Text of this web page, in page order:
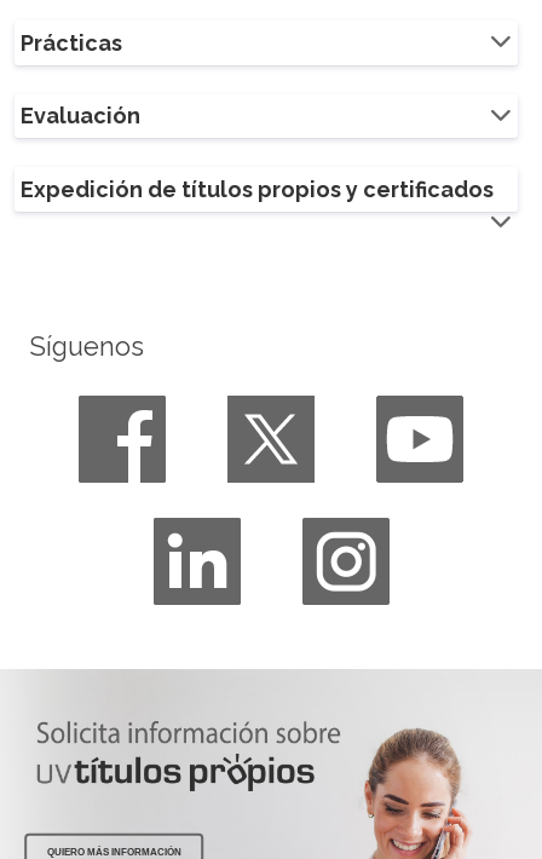
Prácticas
Evaluación
Expedición de títulos propios y certificados
Síguenos
QUIERO MÁS INFORMACIÓN